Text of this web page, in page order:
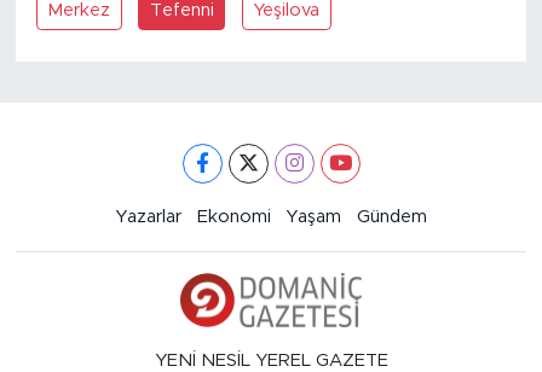
Merkez Tefenni Yeşilova
Yazarlar Ekonomi Yaşam Gündem
YENİ NESİL YEREL GAZETE